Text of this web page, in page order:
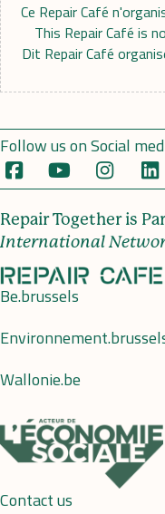
Ce Repair Café
This Repair Café is
Dit Repair Café
Follow us on Social
Repair Together is
International
Be.brussels
Wallonie.be
Contact us